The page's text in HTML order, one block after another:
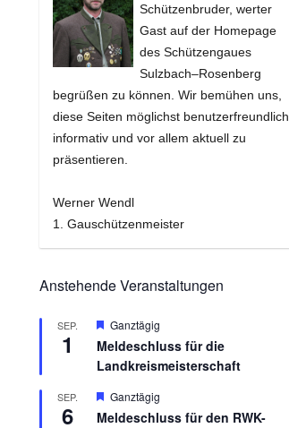
Schützenbruder, werter
Gast auf der Homepage
des Schützengaues
Sulzbach–Rosenberg
begrüßen zu können. Wir bemühen uns,
diese Seiten möglichst benutzerfreundlich,
informativ und vor allem aktuell zu
präsentieren.
Werner Wendl
1. Gauschützenmeister
Anstehende Veranstaltungen
SEP.
1
H
r
v
r
e
Ganztägig
Meldeschluss für die
Landkreismeisterschaft
SEP.
6
H
r
Ganztägig
Meldeschluss für den RWK-